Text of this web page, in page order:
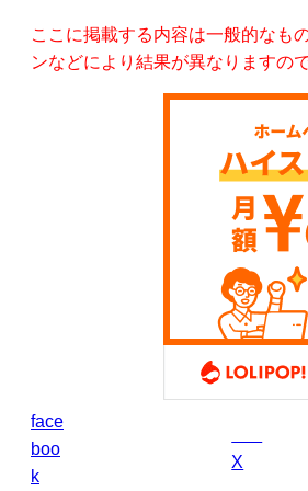
ここに掲載する内容は一般的なも
ンなどにより結果が異なりますの
face
boo
k
X